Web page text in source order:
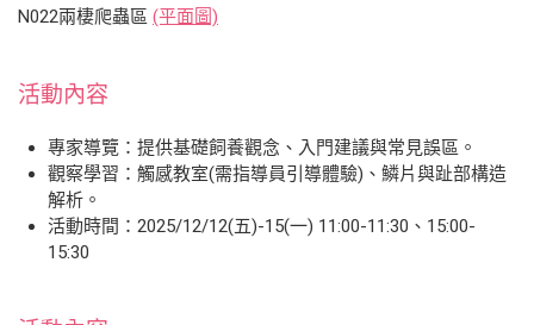
N022兩棲爬蟲區 (平面圖)
活動內容
專家導覽：提供基礎飼養觀念、入門建議與常見誤區。
觀察學習：觸感教室(需指導員引導體驗)、鱗片與趾部構造
解析。
活動時間：2025/12/12(五)-15(一) 11:00-11:30、15:00-
15:30